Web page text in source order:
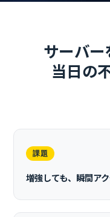
サーバ
当日の
課題
増強しても、瞬間ア